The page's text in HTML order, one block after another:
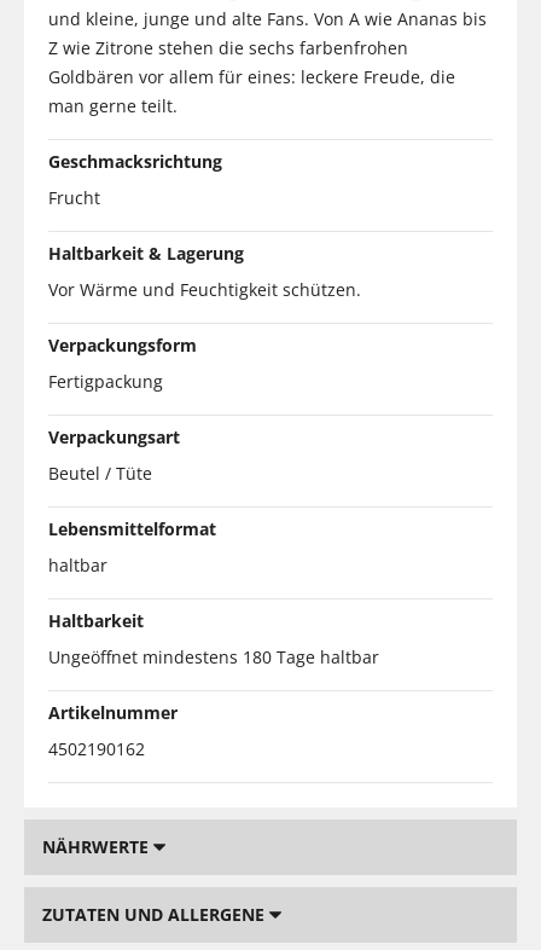
und kleine, junge und alte Fans. Von A wie Ananas bis
Z wie Zitrone stehen die sechs farbenfrohen
Goldbären vor allem für eines: leckere Freude, die
man gerne teilt.
Geschmacksrichtung
Frucht
Haltbarkeit & Lagerung
Vor Wärme und Feuchtigkeit schützen.
Verpackungsform
Fertigpackung
Verpackungsart
Beutel / Tüte
Lebensmittelformat
haltbar
Haltbarkeit
Ungeöffnet mindestens 180 Tage haltbar
Artikelnummer
4502190162
NÄHRWERTE
ZUTATEN UND ALLERGENE